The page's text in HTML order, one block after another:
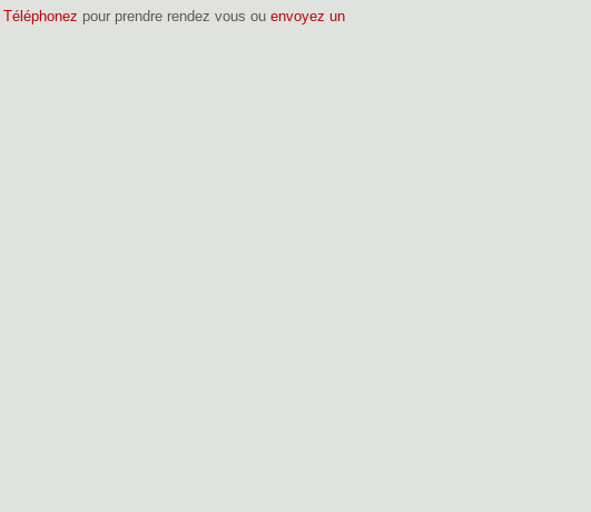
Téléphonez pour prendre rendez vous ou envoyez un